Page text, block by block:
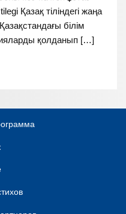
Қазақ тіліндегі жаңа
білім
қолданып […]